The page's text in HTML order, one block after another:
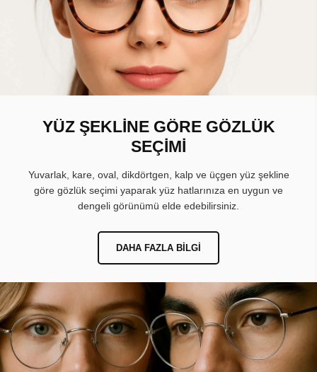
YÜZ ŞEKLİNE GÖRE GÖZLÜK
SEÇİMİ
Yuvarlak, kare, oval, dikdörtgen, kalp ve üçgen yüz şekline
göre gözlük seçimi yaparak yüz hatlarınıza en uygun ve
dengeli görünümü elde edebilirsiniz.
DAHA FAZLA BILGI